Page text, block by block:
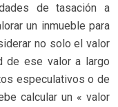
de tasación a
un inmueble para
no solo el valor
de ese valor a largo
especulativos o de
calcular un « valor